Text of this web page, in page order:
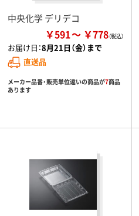
中央化学 デリデコ
￥591 ￥778
お届け日：8月21日（金）まで
直送品
メーカー品番・販売単位違いの商品が7商品
あります